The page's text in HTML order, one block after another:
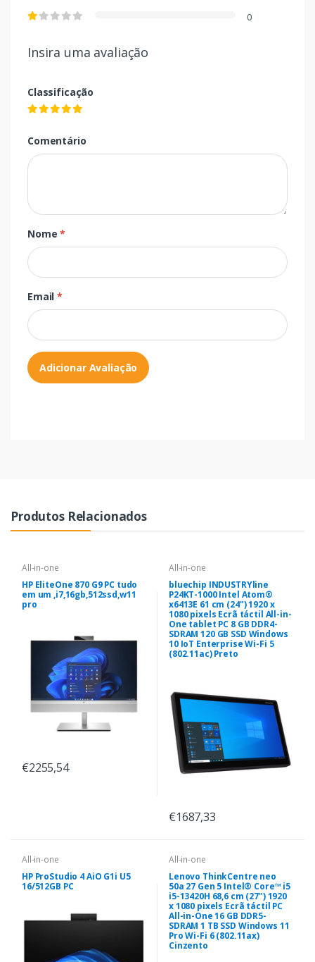
0
Insira uma avaliação
Classificação
Comentário
Nome*
Email*
Adicionar Avaliação
Produtos Relacionados
All-in-one
HP EliteOne 870 G9 PC tudo
em um ,i7,16gb,512ssd,w11
pro
€2255,54
All-in-one
bluechip INDUSTRYline
P24KT-1000 Intel Atom®
x6413E 61 cm (24") 1920 x
1080 pixels Ecrã táctil All-in-
One tablet PC 8 GB DDR4-
SDRAM 120 GB SSD Windows
10 IoT Enterprise Wi-Fi 5
(802.11ac) Preto
€1687,33
All-in-one
HP ProStudio 4 AiO G1i U5
16/512GB PC
All-in-one
Lenovo ThinkCentre neo
50a 27 Gen 5 Intel® Core™ i5
i5-13420H 68,6 cm (27") 1920
x 1080 pixels Ecrã táctil PC
All-in-One 16 GB DDR5-
SDRAM 1 TB SSD Windows 11
Pro Wi-Fi 6 (802.11ax)
Cinzento